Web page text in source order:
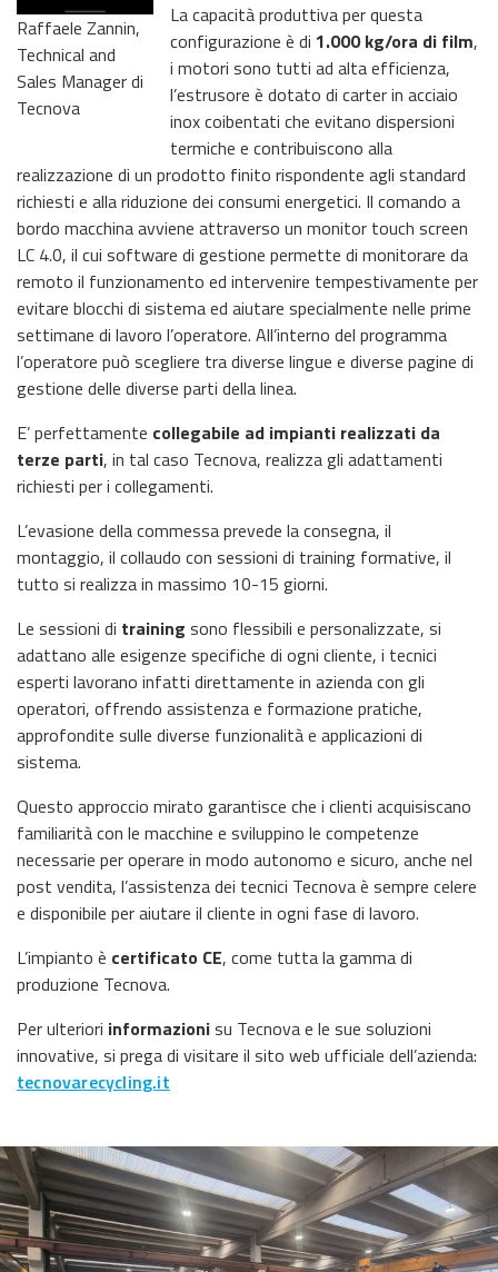
Raffaele Zannin,
Technical and
Sales Manager di
Tecnova
La capacità produttiva per questa
configurazione è di 1.000 kg/ora di film,
i motori sono tutti ad alta efficienza,
l’estrusore è dotato di carter in acciaio
inox coibentati che evitano dispersioni
termiche e contribuiscono alla
realizzazione di un prodotto finito rispondente agli standard
richiesti e alla riduzione dei consumi energetici. Il comando a
bordo macchina avviene attraverso un monitor touch screen
LC 4.0, il cui software di gestione permette di monitorare da
remoto il funzionamento ed intervenire tempestivamente per
evitare blocchi di sistema ed aiutare specialmente nelle prime
settimane di lavoro l’operatore. All’interno del programma
l’operatore può scegliere tra diverse lingue e diverse pagine di
gestione delle diverse parti della linea.
E’ perfettamente collegabile ad impianti realizzati da
terze parti, in tal caso Tecnova, realizza gli adattamenti
richiesti per i collegamenti.
L’evasione della commessa prevede la consegna, il
montaggio, il collaudo con sessioni di training formative, il
tutto si realizza in massimo 10-15 giorni.
Le sessioni di training sono flessibili e personalizzate, si
adattano alle esigenze specifiche di ogni cliente, i tecnici
esperti lavorano infatti direttamente in azienda con gli
operatori, offrendo assistenza e formazione pratiche,
approfondite sulle diverse funzionalità e applicazioni di
sistema.
Questo approccio mirato garantisce che i clienti acquisiscano
familiarità con le macchine e sviluppino le competenze
necessarie per operare in modo autonomo e sicuro, anche nel
post vendita, l’assistenza dei tecnici Tecnova è sempre celere
e disponibile per aiutare il cliente in ogni fase di lavoro.
L’impianto è certificato CE, come tutta la gamma di
produzione Tecnova.
Per ulteriori informazionisu Tecnova e le sue soluzioni
innovative, si prega di visitare il sito web ufficiale dell’azienda:
tecnovarecycling.it